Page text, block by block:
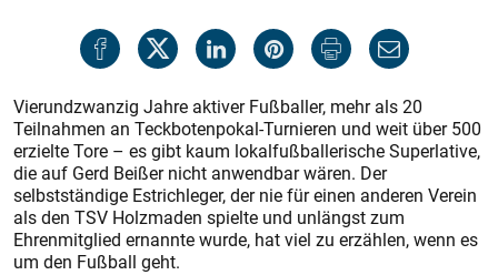
Vierundzwanzig Jahre aktiver Fußballer, mehr als 20
Teilnahmen an Teckbotenpokal-Turnieren und weit über 500
erzielte Tore – es gibt kaum lokalfußballerische Superlative,
die auf Gerd Beißer nicht anwendbar wären. Der
selbstständige Estrichleger, der nie für einen anderen Verein
als den TSV Holzmaden spielte und unlängst zum
Ehrenmitglied ernannte wurde, hat viel zu erzählen, wenn es
um den Fußball geht.